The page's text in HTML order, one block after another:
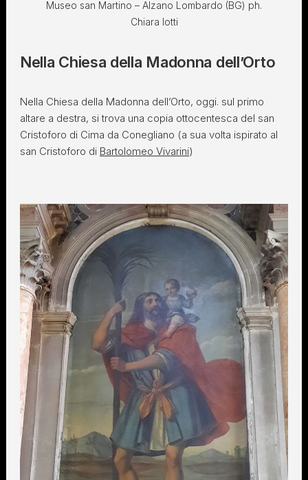
Museo san Martino – Alzano Lombardo (BG) ph.
Chiara Iotti
Nella Chiesa della Madonna dell’Orto
Nella Chiesa della Madonna dell’Orto, oggi. sul primo
altare a destra, si trova una copia ottocentesca del san
Cristoforo di Cima da Conegliano (a sua volta ispirato al
san Cristoforo di Bartolomeo Vivarini)